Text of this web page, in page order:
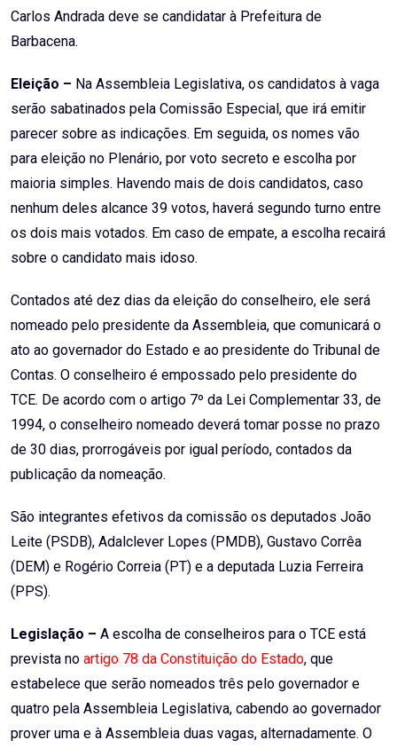
Carlos Andrada deve se candidatar à Prefeitura de
Barbacena.
Eleição – Na Assembleia Legislativa, os candidatos à vaga
serão sabatinados pela Comissão Especial, que irá emitir
parecer sobre as indicações. Em seguida, os nomes vão
para eleição no Plenário, por voto secreto e escolha por
maioria simples. Havendo mais de dois candidatos, caso
nenhum deles alcance 39 votos, haverá segundo turno entre
os dois mais votados. Em caso de empate, a escolha recairá
sobre o candidato mais idoso.
Contados até dez dias da eleição do conselheiro, ele será
nomeado pelo presidente da Assembleia, que comunicará o
ato ao governador do Estado e ao presidente do Tribunal de
Contas. O conselheiro é empossado pelo presidente do
TCE. De acordo com o artigo 7º da Lei Complementar 33, de
1994, o conselheiro nomeado deverá tomar posse no prazo
de 30 dias, prorrogáveis por igual período, contados da
publicação da nomeação.
São integrantes efetivos da comissão os deputados João
Leite (PSDB), Adalclever Lopes (PMDB), Gustavo Corrêa
(DEM) e Rogério Correia (PT) e a deputada Luzia Ferreira
(PPS).
Legislação – A escolha de conselheiros para o TCE está
prevista no artigo 78 da Constituição do Estado, que
estabelece que serão nomeados três pelo governador e
quatro pela Assembleia Legislativa, cabendo ao governador
prover uma e à Assembleia duas vagas, alternadamente. O